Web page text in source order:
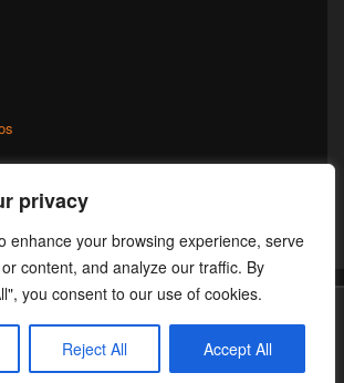
privacy
enhance your browsing experience, serve
content, and analyze our traffic. By
you consent to our use of cookies.
Reject All Accept All
¡Cargad!
. Todos los Derechos Reservados.